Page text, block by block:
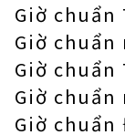
Giờ chuẩn
Giờ
Giờ chuẩn
Giờ chuẩn
Giờ chuẩn